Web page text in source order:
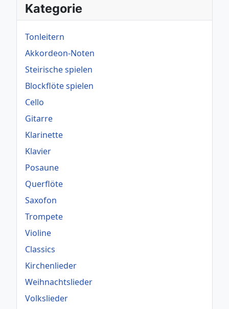
Kategorie
Tonleitern
Akkordeon-Noten
Steirische spielen
Blockflöte spielen
Cello
Gitarre
Klarinette
Klavier
Posaune
Querflöte
Saxofon
Trompete
Violine
Classics
Kirchenlieder
Weihnachtslieder
Volkslieder